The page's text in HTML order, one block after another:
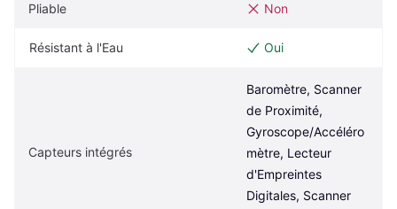
Pliable Non
Résistant à l'Eau Oui
Capteurs intégrés
Baromètre, Scanner
de Proximité,
Gyroscope/Accéléro
mètre, Lecteur
d'Empreintes
Digitales, Scanner